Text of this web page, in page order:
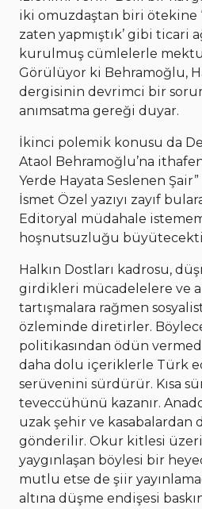
iki omuzdaştan biri ötekine
zaten yapmıştık’ gibi ticari
kurulmuş cümlelerle
Görülüyor ki Behramoğlu,
dergisinin devrimci bir
anımsatma gereği duyar.
İkinci polemik konusu da
Ataol Behramoğlu’na
Yerde Hayata Seslenen Şair”
İsmet Özel yazıyı zayıf
Editoryal müdahale
hoşnutsuzluğu
Halkın Dostları kadrosu,
girdikleri mücadelelere ve
tartışmalara rağmen
özleminde diretirler.
politikasından ödün
daha dolu içeriklerle Türk
serüvenini sürdürür. Kısa
teveccühünü kazanır.
uzak şehir ve kasabalardan
gönderilir. Okur kitlesi
yaygınlaşan böylesi bir
mutlu etse de şiir
altına düşme endişesi